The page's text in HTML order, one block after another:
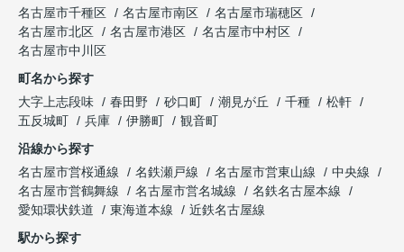
名古屋市千種区
名古屋市南区
名古屋市瑞穂区
名古屋市北区
名古屋市港区
名古屋市中村区
名古屋市中川区
町名から探す
大字上志段味
春田野 砂口町 潮見が丘 千種
松軒
五反城町
兵庫 伊勝町
観音町
沿線から探す
名古屋市営桜通線
名鉄瀬戸線 名古屋市営東山線
中央線
名古屋市営鶴舞線
名古屋市営名城線
名鉄名古屋本線
愛知環状鉄道
東海道本線
近鉄名古屋線
駅から探す